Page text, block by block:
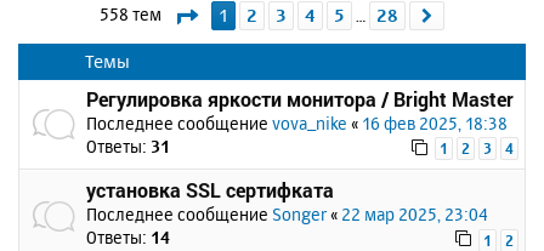
558 тем Страница1 из 28
1 2 3 4 5 28
Темы
Регулировка яркости монитора / Bright Master
Последнее сообщение vova_nike « 16 фев 2025, 18:38
Ответы: 31 1 2 3 4
установка SSL сертифката
Последнее сообщение Songer « 22 мар 2025, 23:04
Ответы: 14 1 2